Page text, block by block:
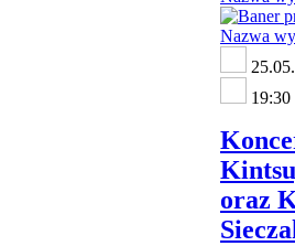
19:30
oraz